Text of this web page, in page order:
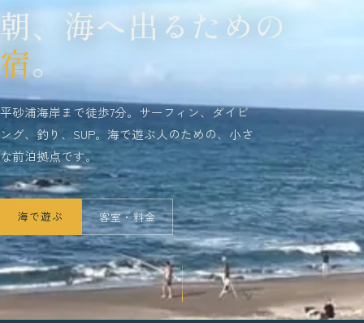
朝、海へ出るための
宿。
平砂浦海岸まで徒歩7分。サーフィン、ダイビ
ング、釣り、SUP。海で遊ぶ人のための、小さ
な前泊拠点です。
海で遊ぶ 客室・料金